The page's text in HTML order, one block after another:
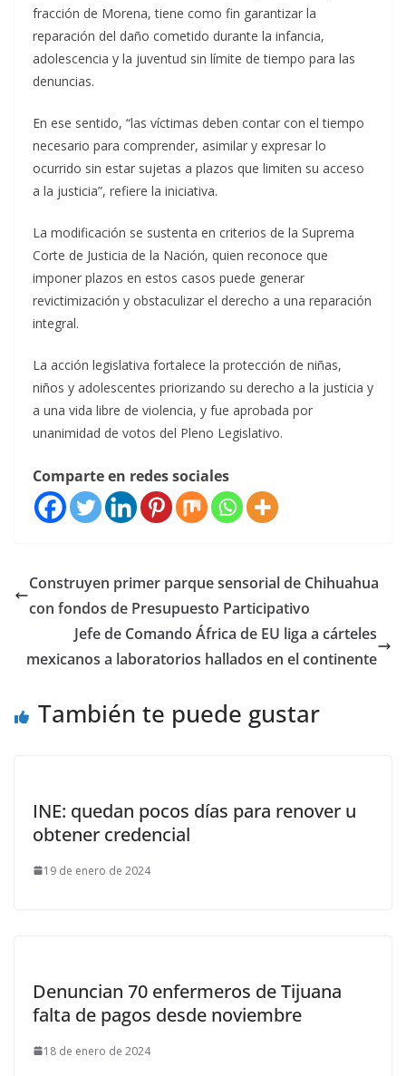
fracción de Morena, tiene como fin garantizar la
reparación del daño cometido durante la infancia,
adolescencia y la juventud sin límite de tiempo para las
denuncias.
En ese sentido, “las víctimas deben contar con el tiempo
necesario para comprender, asimilar y expresar lo
ocurrido sin estar sujetas a plazos que limiten su acceso
a la justicia”, refiere la iniciativa.
La modificación se sustenta en criterios de la Suprema
Corte de Justicia de la Nación, quien reconoce que
imponer plazos en estos casos puede generar
revictimización y obstaculizar el derecho a una reparación
integral.
La acción legislativa fortalece la protección de niñas,
niños y adolescentes priorizando su derecho a la justicia y
a una vida libre de violencia, y fue aprobada por
unanimidad de votos del Pleno Legislativo.
Comparte en redes sociales
Construyen primer parque sensorial de Chihuahua
con fondos de Presupuesto Participativo
Jefe de Comando África de EU liga a cárteles
mexicanos a laboratorios hallados en el continente
También te puede gustar
INE: quedan pocos días para renover u
obtener credencial
19 de enero de 2024
Denuncian 70 enfermeros de Tijuana
falta de pagos desde noviembre
18 de enero de 2024